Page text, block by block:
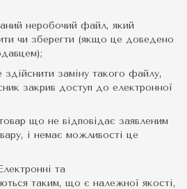
неробочий файл, який
чи зберегти (якщо це доведено
заміну такого файлу,
закрив доступ до електронної
що не відповідає заявленим
і немає можливості це
та
таким, що є належної якості,